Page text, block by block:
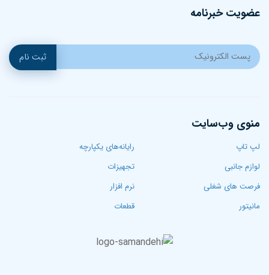
عضویت خبرنامه
ثبت نام
منوی وب‌سایت
لپ تاپ‌
رایانه‌های یکپارچه
لوازم جانبی
تجهیزات
فرصت های شغلی
نرم افزار
مانیتور
قطعات